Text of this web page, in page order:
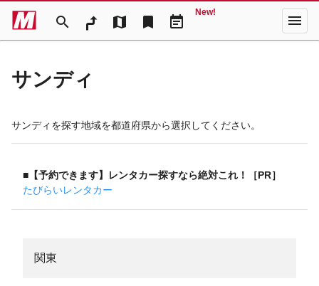
search map bookmark event_note
New! menu
サンディ
サンディを探す地域を都道府県から選択してください。
■【予約できます】レンタカー探すなら絶対これ！［PR］
たびらいレンタカー
関東